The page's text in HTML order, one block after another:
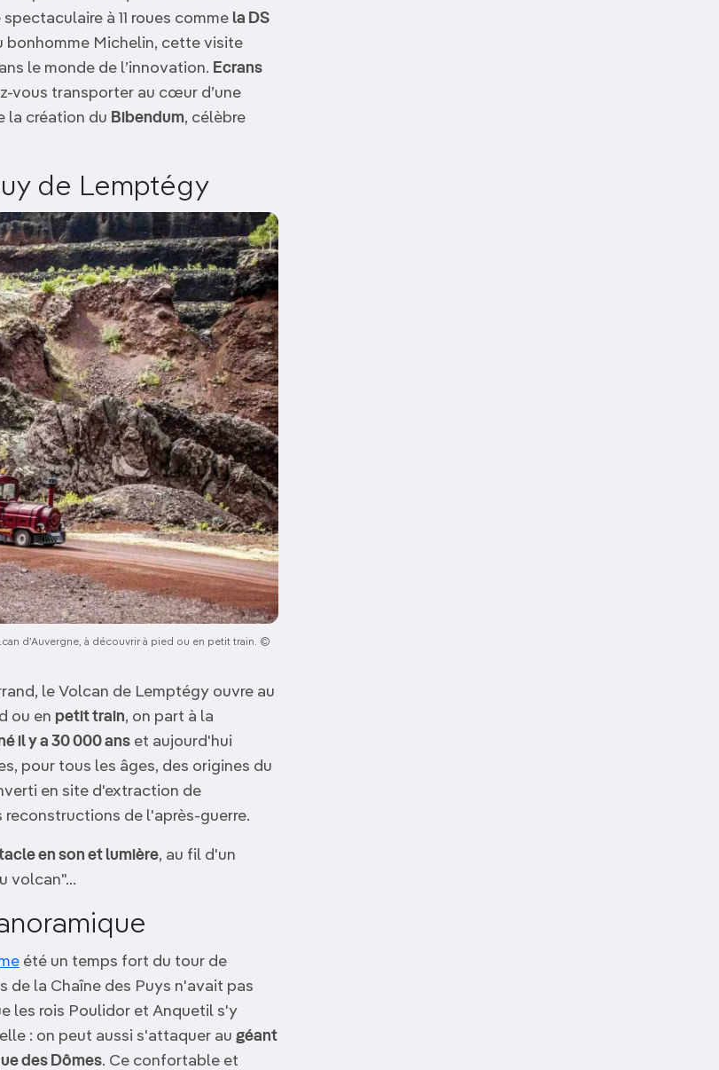
à 11 roues comme la DS
bonhomme Michelin, cette visite
le monde de l’innovation. Ecrans
vous transporter au cœur d’une
la création du Bibendum, célèbre
de Lemptégy
d’Auvergne, à découvrir à pied ou en petit train. ©
le Volcan de Lemptégy ouvre au
ou en petit train, on part à la
il y a 30 000 ans et aujourd'hui
pour tous les âges, des origines du
en site d'extraction de
de l'après-guerre.
en son et lumière, au fil d'un
volcan"…
été un temps fort du tour de
de la Chaîne des Puys n'avait pas
les rois Poulidor et Anquetil s'y
: on peut aussi s'attaquer au géant
des Dômes. Ce confortable et